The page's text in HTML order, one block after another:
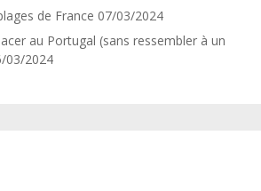
de France 07/03/2024
au Portugal (sans ressembler à un
03/2024